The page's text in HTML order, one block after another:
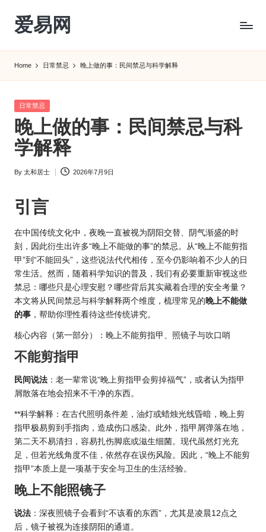
Skip
content
爱易网
转
农
历
阴
历
Home 日常禁忌 晚上做的事：民间禁忌与科学解释
Posted
日常禁忌
晚上做的事：民间禁忌与科
学解释
Posted
By 太和居士 2026年7月9日
引言
在中国传统文化中，夜晚一直被视为阴阳交替、阴气渐盛的时
刻，因此衍生出许多“晚上不能做的事”的禁忌。从“晚上不能剪指
甲”到“不能回头”，这些说法代代相传，至今仍影响着不少人的日
常生活。然而，随着科学知识的普及，我们有必要重新审视这些
禁忌：哪些只是心理安慰？哪些背后其实藏着合理的安全考量？
本文将从民间禁忌与科学解释两个维度，梳理常见的晚上不能做
的事 ，帮助你理性看待这些传统讲究。
核心内容（第一部分）：晚上不能剪指甲、照镜子与吹口哨
不能剪指甲
民间说法 ：老一辈常说“晚上剪指甲会剪掉福气”，或者认为指甲
屑散落在地会招来不干净的东西。
**科学解释：在古代照明条件差，油灯或蜡烛光线昏暗，晚上剪
指甲极易剪到手指肉，造成伤口感染。此外，指甲屑弹落在地，
第二天不易清扫，容易扎伤脚底或滋生细菌。现代虽然灯光充
足，但若光线角度不佳，依然存在误伤风险。因此，“晚上不能剪
指甲”本质上是一项基于安全与卫生的生活经验。
晚上不能照镜子
说法 ：深夜照镜子会看到“不该看的东西”，尤其是凌晨12点之
后，镜子被视为连接阴阳的通道。